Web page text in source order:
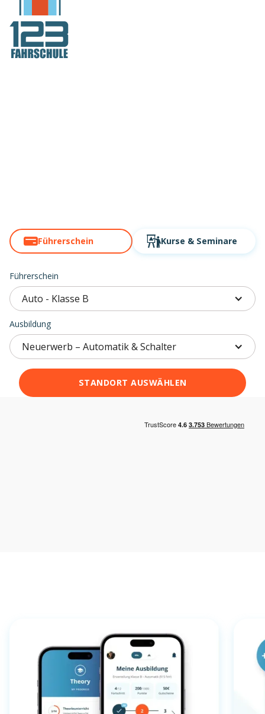
Führerschein Kurse & Seminare
Führerschein
Auto - Klasse B
Ausbildung
Neuerwerb – Automatik & Schalter
STANDORT AUSWÄHLEN